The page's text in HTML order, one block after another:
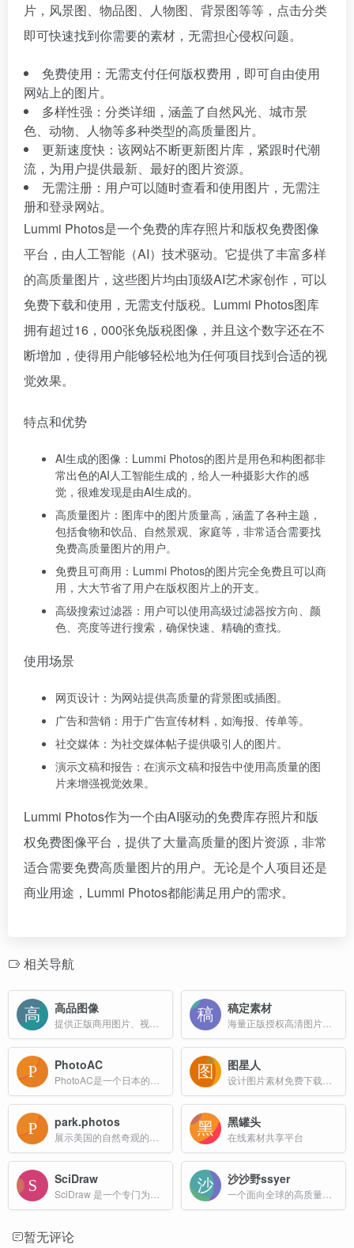
片，风景图、物品图、人物图、背景图等等，点击分类
即可快速找到你需要的素材，无需担心侵权问题。
免费使用：无需支付任何版权费用，即可自由使用
网站上的图片。
多样性强：分类详细，涵盖了自然风光、城市景
色、动物、人物等多种类型的高质量图片。
更新速度快：该网站不断更新图片库，紧跟时代潮
流，为用户提供最新、最好的图片资源。
无需注册：用户可以随时查看和使用图片，无需注
册和登录网站。
Lummi Photos是一个免费的库存照片和版权免费图像
平台，由人工智能（AI）技术驱动。它提供了丰富多样
的高质量图片，这些图片均由顶级AI艺术家创作，可以
免费下载和使用，无需支付版税。Lummi Photos图库
拥有超过16，000张免版税图像，并且这个数字还在不
断增加，使得用户能够轻松地为任何项目找到合适的视
觉效果。
特点和优势
AI生成的图像：Lummi Photos的图片是用色和构图都非
常出色的AI人工智能生成的，给人一种摄影大作的感
觉，很难发现是由AI生成的。
高质量图片：图库中的图片质量高，涵盖了各种主题，
包括食物和饮品、自然景观、家庭等，非常适合需要找
免费高质量图片的用户。
免费且可商用：Lummi Photos的图片完全免费且可以商
用，大大节省了用户在版权图片上的开支。
高级搜索过滤器：用户可以使用高级过滤器按方向、颜
色、亮度等进行搜索，确保快速、精确的查找。
使用场景
网页设计：为网站提供高质量的背景图或插图。
广告和营销：用于广告宣传材料，如海报、传单等。
社交媒体：为社交媒体帖子提供吸引人的图片。
演示文稿和报告：在演示文稿和报告中使用高质量的图
片来增强视觉效果。
Lummi Photos作为一个由AI驱动的免费库存照片和版
权免费图像平台，提供了大量高质量的图片资源，非常
适合需要免费高质量图片的用户。无论是个人项目还是
商业用途，Lummi Photos都能满足用户的需求。
相关导航
高品图像 稿定素材
PhotoAC 图星人
park.photos 黑罐头
在线素材共享平台
SciDraw 沙沙野ssyer
暂无评论